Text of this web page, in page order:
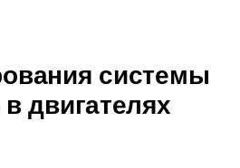
системы
двигателях